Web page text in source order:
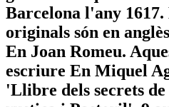
Barcelona l'any 1617.
originals són en
En Joan Romeu.
escriure En Miquel
'Llibre dels secrets